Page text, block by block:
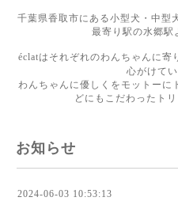
千葉県香取市にある小型犬・中型
最寄り駅の水郷駅
éclatはそれぞれのわんちゃんに寄
心がけて
わんちゃんに優しくをモットーに
どにもこだわったト
お知らせ
2024-06-03 10:53:13